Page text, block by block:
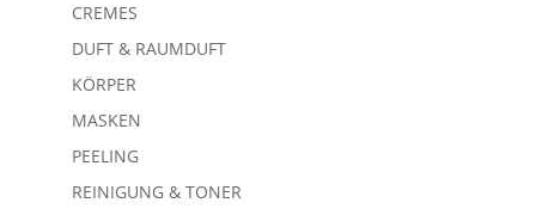
CREMES
DUFT & RAUMDUFT
KÖRPER
MASKEN
PEELING
REINIGUNG & TONER